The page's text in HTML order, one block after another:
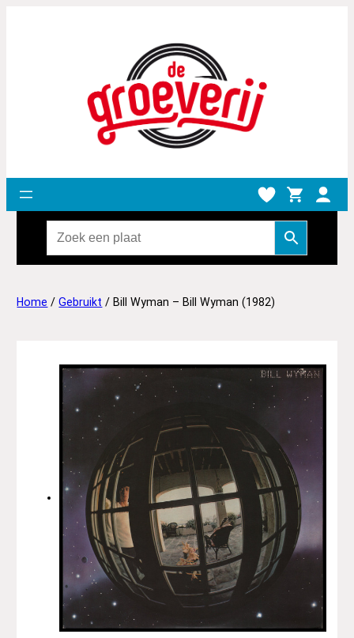
Home /Gebruikt / Bill Wyman – Bill Wyman (1982)